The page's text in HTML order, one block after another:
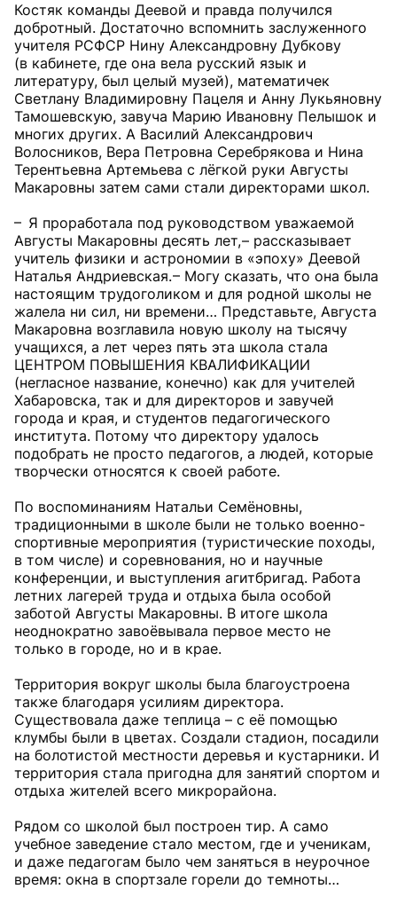
Костяк команды Деевой и правда получился
добротный. Достаточно вспомнить заслуженного
учителя РСФСР Нину Александровну Дубкову
(в кабинете, где она вела русский язык и
литературу, был целый музей), математичек
Светлану Владимировну Пацеля и Анну Лукьяновну
Тамошевскую, завуча Марию Ивановну Пелышок и
многих других. А Василий Александрович
Волосников, Вера Петровна Серебрякова и Нина
Терентьевна Артемьева с лёгкой руки Августы
Макаровны затем сами стали директорами школ.
– Я проработала под руководством уважаемой
Августы Макаровны десять лет, – рассказывает
учитель физики и астрономии в «эпоху» Деевой
Наталья Андриевская. – Могу сказать, что она была
настоящим трудоголиком и для родной школы не
жалела ни сил, ни времени… Представьте, Августа
Макаровна возглавила новую школу на тысячу
учащихся, а лет через пять эта школа стала
ЦЕНТРОМ ПОВЫШЕНИЯ КВАЛИФИКАЦИИ
(негласное название, конечно) как для учителей
Хабаровска, так и для директоров и завучей
города и края, и студентов педагогического
института. Потому что директору удалось
подобрать не просто педагогов, а людей, которые
творчески относятся к своей работе.
По воспоминаниям Натальи Семёновны,
традиционными в школе были не только военно-
спортивные мероприятия (туристические походы,
в том числе) и соревнования, но и научные
конференции, и выступления агитбригад. Работа
летних лагерей труда и отдыха была особой
заботой Августы Макаровны. В итоге школа
неоднократно завоёвывала первое место не
только в городе, но и в крае.
Территория вокруг школы была благоустроена
также благодаря усилиям директора.
Существовала даже теплица – с её помощью
клумбы были в цветах. Создали стадион, посадили
на болотистой местности деревья и кустарники. И
территория стала пригодна для занятий спортом и
отдыха жителей всего микрорайона.
Рядом со школой был построен тир. А само
учебное заведение стало местом, где и ученикам,
и даже педагогам было чем заняться в неурочное
время: окна в спортзале горели до темноты…